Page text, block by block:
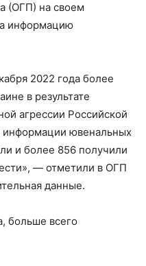
(ОГП) на своем
информацию
2022 года более
в результате
агрессии Российской
ювенальных
и более 856 получили
— отметили в ОГП
данные.
больше всего